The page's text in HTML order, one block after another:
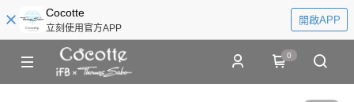
Cocotte
立刻使用官方APP
開啟APP
0